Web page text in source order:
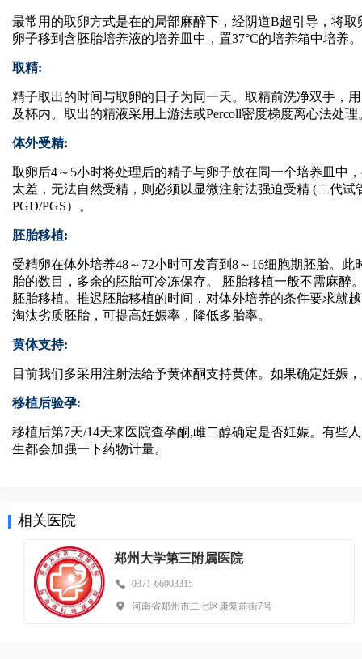
最常用的取卵方式是在的局部麻醉下，经阴道B超引导，将
卵子移到含胚胎培养液的培养皿中，置37°C的培养箱中培养。
取精:
精子取出的时间与取卵的日子为同一天。取精前洗净双手，
及杯内。取出的精液采用上游法或Percoll密度梯度离心法处理
体外受精:
取卵后4～5小时将处理后的精子与卵子放在同一个培养皿中
太差，无法自然受精，则必须以显微注射法强迫受精 (二代
PGD/PGS）。
胚胎移植:
受精卵在体外培养48～72小时可发育到8～16细胞期胚胎。
胎的数目，多余的胚胎可冷冻保存。 胚胎移植一般不需麻醉
胚胎移植。推迟胚胎移植的时间，对体外培养的条件要求就
淘汰劣质胚胎，可提高妊娠率，降低多胎率。
黄体支持:
目前我们多采用注射法给予黄体酮支持黄体。如果确定妊娠
移植后验孕:
移植后第7天/14天来医院查孕酮,雌二醇确定是否妊娠。有些
生都会加强一下药物计量。
相关医院
郑州大学第三附属医院
0371-66903315
河南省郑州市二七区康复前街7号